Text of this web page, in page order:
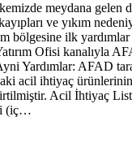
meydana gelen
ve yıkım
bölgesine ilk
Ofisi kanalıyla
Yardımlar: AFAD
acil ihtiyaç
Acil İhtiyaç
(iç…